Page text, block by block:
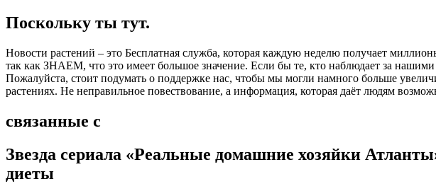
Поскольку ты тут.
Новости растений – это Бесплатная служба, которая каждую неделю получает
так как ЗНАЕМ, что это имеет большое значение. Если бы те, кто наблюдает за
Пожалуйста, стоит подумать о поддержке нас, чтобы мы могли намного больше
растениях. Не неправильное повествование, а информация, которая даёт людям
связанные с
Звезда сериала «Реальные домашние хозяйки
диеты